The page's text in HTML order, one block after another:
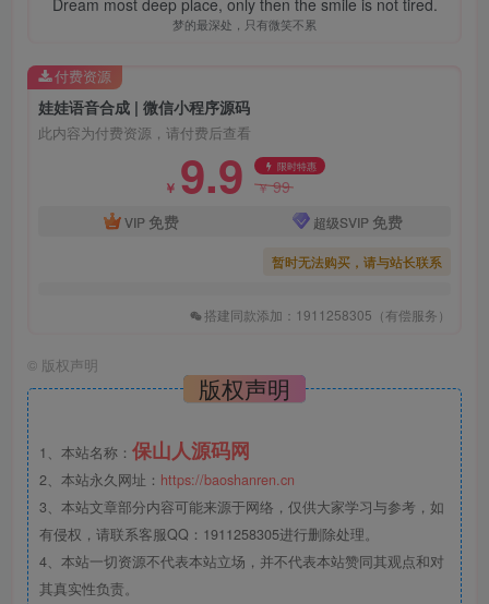
梦的最深处，只有微笑不累
娃娃语音合成 | 微信小程序源码
此内容为付费资源，请付费后查看
￥ 9.9 限时特惠
￥99
VIP 免费 超级SVIP 免费
暂时无法购买，请与站长联系
搭建同款添加：1911258305（有偿服务）
付费资源
© 版权声明
版权声明
1、本站名称： 保山人源码网
2、本站永久网址： https://baoshanren.cn
3、本站文章部分内容可能来源于网络，仅供大家学习与参考，如
有侵权，请联系客服QQ：1911258305进行删除处理。
4、本站一切资源不代表本站立场，并不代表本站赞同其观点和对
其真实性负责。